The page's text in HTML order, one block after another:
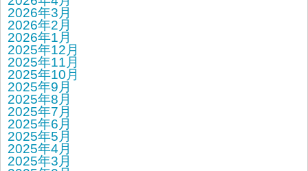
2026年3月
2026年2月
2026年1月
2025年12月
2025年11月
2025年10月
2025年9月
2025年8月
2025年7月
2025年6月
2025年5月
2025年4月
2025年3月